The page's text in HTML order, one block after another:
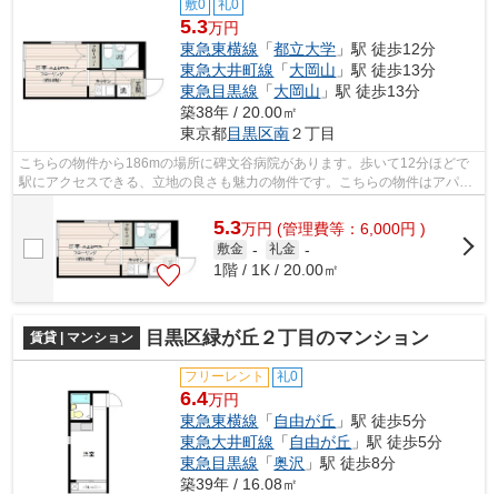
敷0 礼0
5.3万円
東急東横線 「都立大学 」駅 徒歩12分
東急大井町線 「大岡山 」駅 徒歩13分
東急目黒線 「大岡山 」駅 徒歩13分
築38年 / 20.00㎡
東京都目黒区南２丁目
こちらの物件から186mの場所に碑文谷病院があります。歩いて12分ほどで
駅にアクセスできる、立地の良さも魅力の物件です。こちらの物件はアパー
5.3万円 (管理費等：6,000円 )
敷金 - 礼金 -
1階 / 1K / 20.00㎡
賃貸 | マンション 目黒区緑が丘２丁目のマンション
フリーレント 礼0
6.4万円
東急東横線 「 自由が丘 」駅 徒歩5分
東急大井町線 「 自由が丘 」駅 徒歩5分
東急目黒線 「奥沢 」駅 徒歩8分
築39年 / 16.08㎡